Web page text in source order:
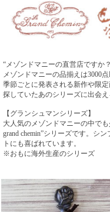
“メゾンドマニーの直営店ですか
メゾンドマニーの品揃えは3000
季節ごとに発表される新作や限
探していたあのシリーズに出会え
【グランシュマンシリーズ】
大人気のメゾンドマニーの中で
grand chemin”シリーズです。シ
トにも喜ばれています。
※おもに海外生産のシリーズ